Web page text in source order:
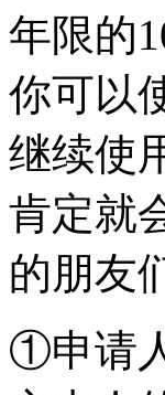
年限的
你可以
继续使
肯定就
的朋友
①申请